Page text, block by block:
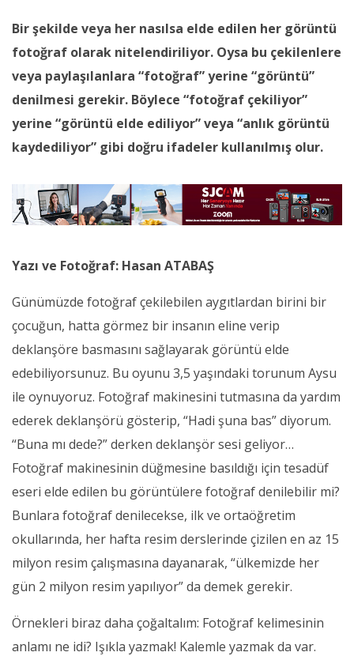
Bir şekilde veya her nasılsa elde edilen her görüntü
fotoğraf olarak nitelendiriliyor. Oysa bu çekilenlere
veya paylaşılanlara “fotoğraf” yerine “görüntü”
denilmesi gerekir. Böylece “fotoğraf çekiliyor”
yerine “görüntü elde ediliyor” veya “anlık görüntü
kaydediliyor” gibi doğru ifadeler kullanılmış olur.
Yazı ve Fotoğraf: Hasan ATABAŞ
Günümüzde fotoğraf çekilebilen aygıtlardan birini bir
çocuğun, hatta görmez bir insanın eline verip
deklanşöre basmasını sağlayarak görüntü elde
edebiliyorsunuz. Bu oyunu 3,5 yaşındaki torunum Aysu
ile oynuyoruz. Fotoğraf makinesini tutmasına da yardım
ederek deklanşörü gösterip, “Hadi şuna bas” diyorum.
“Buna mı dede?” derken deklanşör sesi geliyor…
Fotoğraf makinesinin düğmesine basıldığı için tesadüf
eseri elde edilen bu görüntülere fotoğraf denilebilir mi?
Bunlara fotoğraf denilecekse, ilk ve ortaöğretim
okullarında, her hafta resim derslerinde çizilen en az 15
milyon resim çalışmasına dayanarak, “ülkemizde her
gün 2 milyon resim yapılıyor” da demek gerekir.
Örnekleri biraz daha çoğaltalım: Fotoğraf kelimesinin
anlamı ne idi? Işıkla yazmak! Kalemle yazmak da var.